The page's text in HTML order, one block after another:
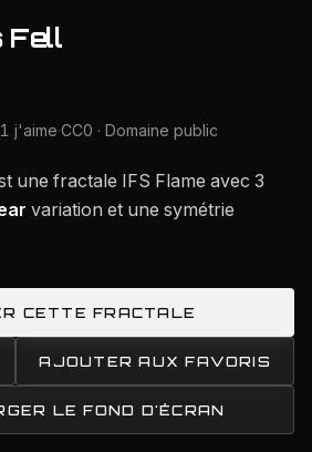
Fell
1 j'aime·CC0 · Domaine public
une fractale IFS Flame avec 3
variation et une symétrie
CETTE FRACTALE
AJOUTER AUX FAVORIS
LE FOND D'ÉCRAN